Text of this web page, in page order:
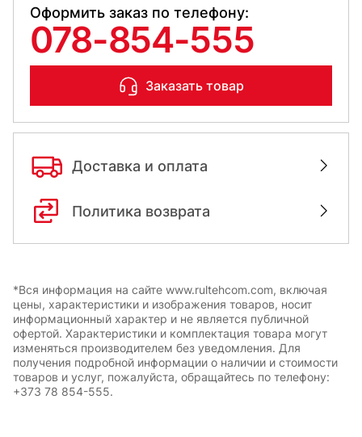
Оформить заказ по телефону:
078-854-555
Заказать товар
Доставка и оплата
Политика возврата
*Вся информация на сайте www.rultehcom.com, включая
цены, характеристики и изображения товаров, носит
информационный характер и не является публичной
офертой. Характеристики и комплектация товара могут
изменяться производителем без уведомления. Для
получения подробной информации о наличии и стоимости
товаров и услуг, пожалуйста, обращайтесь по телефону:
+373 78 854-555.